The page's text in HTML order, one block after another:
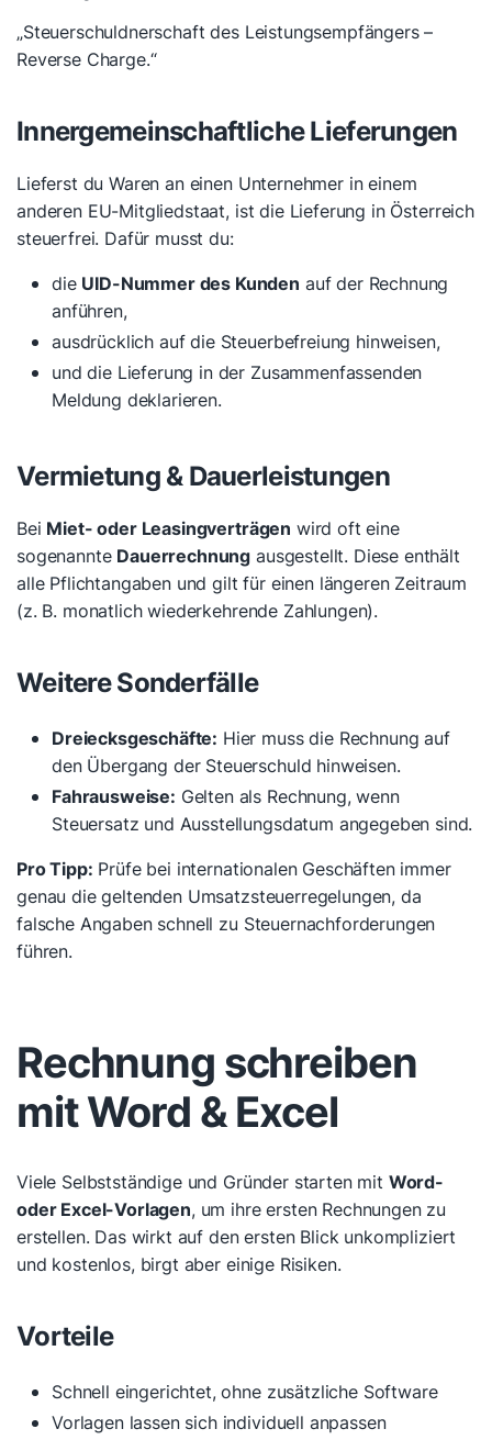
„Steuerschuldnerschaft des Leistungsempfängers –
Reverse Charge.“
Innergemeinschaftliche Lieferungen
Lieferst du Waren an einen Unternehmer in einem
anderen EU-Mitgliedstaat, ist die Lieferung in Österreich
steuerfrei. Dafür musst du:
die UID-Nummer des Kunden auf der Rechnung
anführen,
ausdrücklich auf die Steuerbefreiung hinweisen,
und die Lieferung in der Zusammenfassenden
Meldung deklarieren.
Vermietung & Dauerleistungen
Bei Miet- oder Leasingverträgen wird oft eine
sogenannte Dauerrechnung ausgestellt. Diese enthält
alle Pflichtangaben und gilt für einen längeren Zeitraum
(z. B. monatlich wiederkehrende Zahlungen).
Weitere Sonderfälle
Dreiecksgeschäfte: Hier muss die Rechnung auf
den Übergang der Steuerschuld hinweisen.
Fahrausweise: Gelten als Rechnung, wenn
Steuersatz und Ausstellungsdatum angegeben sind.
Pro Tipp: Prüfe bei internationalen Geschäften immer
genau die geltenden Umsatzsteuerregelungen, da
falsche Angaben schnell zu Steuernachforderungen
führen.
Rechnung schreiben
mit Word & Excel
Viele Selbstständige und Gründer starten mit Word-
oder Excel-Vorlagen, um ihre ersten Rechnungen zu
erstellen. Das wirkt auf den ersten Blick unkompliziert
und kostenlos, birgt aber einige Risiken.
Vorteile
Schnell eingerichtet, ohne zusätzliche Software
Vorlagen lassen sich individuell anpassen